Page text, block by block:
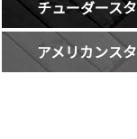
チューダース
アメリカンス